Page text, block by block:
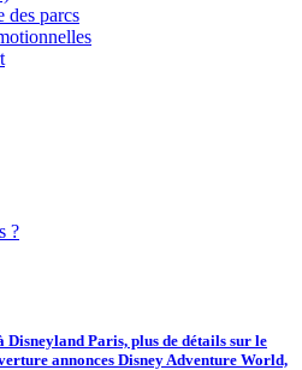
des parcs
?
Paris, plus de détails sur le
annonces Disney Adventure World,